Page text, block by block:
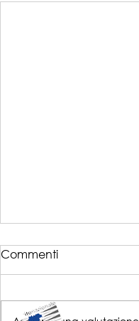
Commenti